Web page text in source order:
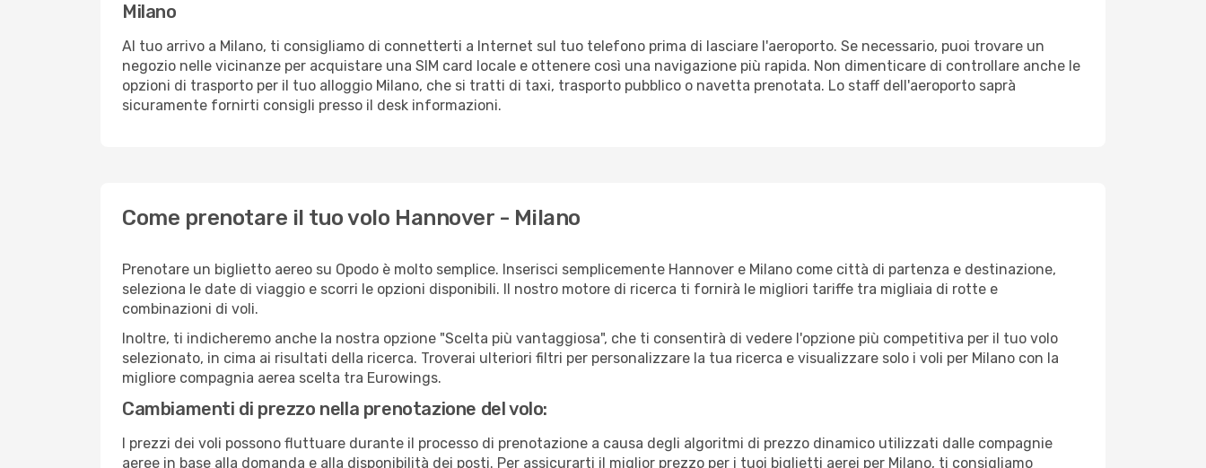
Milano
Al tuo arrivo a Milano, ti consigliamo di connetterti a Internet sul tuo telefono prima di lasciare l'aeroporto. Se necessario, puoi trovare un
negozio nelle vicinanze per acquistare una SIM card locale e ottenere così una navigazione più rapida. Non dimenticare di controllare anche le
opzioni di trasporto per il tuo alloggio Milano, che si tratti di taxi, trasporto pubblico o navetta prenotata. Lo staff dell'aeroporto saprà
sicuramente fornirti consigli presso il desk informazioni.
Come prenotare il tuo volo Hannover - Milano
Prenotare un biglietto aereo su Opodo è molto semplice. Inserisci semplicemente Hannover e Milano come città di partenza e destinazione,
seleziona le date di viaggio e scorri le opzioni disponibili. Il nostro motore di ricerca ti fornirà le migliori tariffe tra migliaia di rotte e
combinazioni di voli.
Inoltre, ti indicheremo anche la nostra opzione "Scelta più vantaggiosa", che ti consentirà di vedere l'opzione più competitiva per il tuo volo
selezionato, in cima ai risultati della ricerca. Troverai ulteriori filtri per personalizzare la tua ricerca e visualizzare solo i voli per Milano con la
migliore compagnia aerea scelta tra Eurowings.
Cambiamenti di prezzo nella prenotazione del volo:
I prezzi dei voli possono fluttuare durante il processo di prenotazione a causa degli algoritmi di prezzo dinamico utilizzati dalle compagnie
aeree in base alla domanda e alla disponibilità dei posti. Per assicurarti il miglior prezzo per i tuoi biglietti aerei per Milano, ti consigliamo